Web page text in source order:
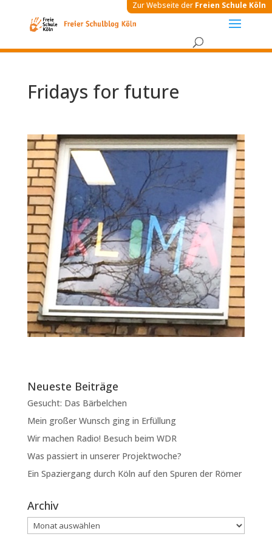
Zur Webseite der Freien Schule Köln
Fridays for future
Neueste Beiträge
Gesucht: Das Bärbelchen
Mein großer Wunsch ging in Erfüllung
Wir machen Radio! Besuch beim WDR
Was passiert in unserer Projektwoche?
Ein Spaziergang durch Köln auf den Spuren der Römer
Archiv